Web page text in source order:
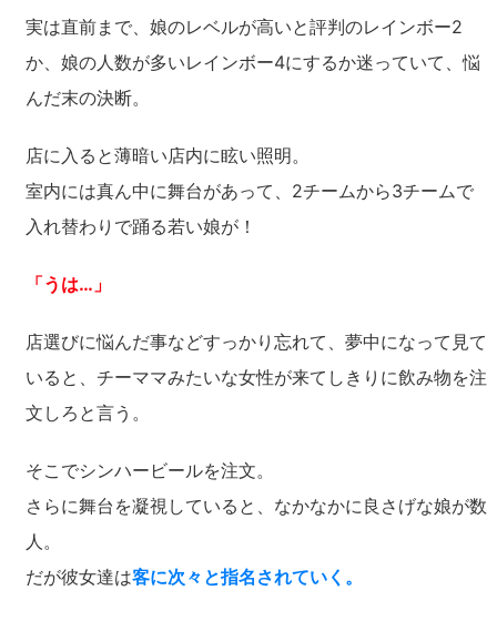
実は直前まで、娘のレベルが高いと評判のレインボー2
か、娘の人数が多いレインボー4にするか迷っていて、悩
んだ末の決断。
店に入ると薄暗い店内に眩い照明。
室内には真ん中に舞台があって、2チームから3チームで
入れ替わりで踊る若い娘が！
「うは…」
店選びに悩んだ事などすっかり忘れて、夢中になって見て
いると、チーママみたいな女性が来てしきりに飲み物を注
文しろと言う。
そこでシンハービールを注文。
さらに舞台を凝視していると、なかなかに良さげな娘が数
人。
だが彼女達は客に次々と指名されていく。